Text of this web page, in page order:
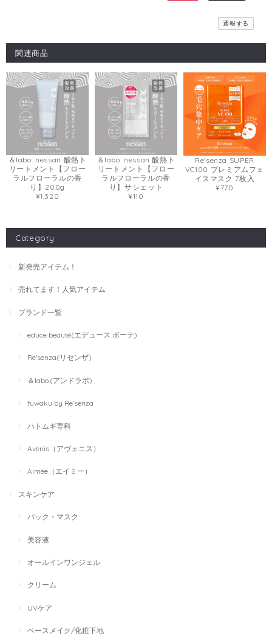
通報する
関連商品
＆labo. nessan 酸熱ト
リートメント【フロー
ラルフローラルの香
り】200g
¥1,320
＆labo. nessan 酸熱ト
リートメント【フロー
ラルフローラルの香
り】サシェット
¥110
Re'senza SUPER
VC100 プレミアムフェ
イスマスク 7枚入
¥770
Category
新発売アイテム！
売れてます！人気アイテム
ブランド一覧
educe beauté(エデュース ボーテ)
Re'senza(リセンザ)
＆labo.(アンドラボ)
fuwaku by Re'senza
ハトムギ専科
Avénis（アヴェニス）
Aimée（エイミー）
スキンケア
パック・マスク
美容液
オールインワンジェル
クリーム
UVケア
ベースメイク/化粧下地